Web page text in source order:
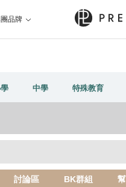
品牌
中學 特殊教育
討論區 BK群組